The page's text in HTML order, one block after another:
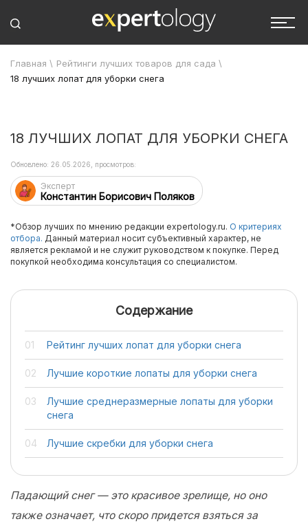
Главная \ Рейтинги лучших товаров для сада \
18 лучших лопат для уборки снега
18 ЛУЧШИХ ЛОПАТ ДЛЯ УБОРКИ СНЕГА
Эксперт
Константин Борисович Поляков
Обновлено: 26.05.2026, просмотров:
*Обзор лучших по мнению редакции expertology.ru. О критериях
отбора. Данный материал носит субъективный характер, не
является рекламой и не служит руководством к покупке. Перед
покупкой необходима консультация со специалистом.
Содержание
Рейтинг лучших лопат для уборки снега
Лучшие короткие лопаты для уборки снега
Лучшие среднеразмерные лопаты для уборки
снега
Лучшие скребки для уборки снега
Падающий снег — это красивое зрелище, но оно
также означает, что скоро придется взяться за